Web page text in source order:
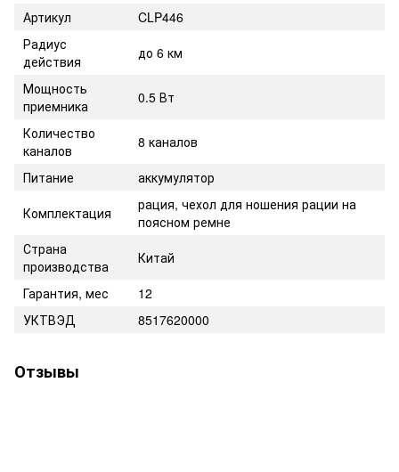
Артикул
CLP446
Радиус
действия
до 6 км
Мощность
приемника
0.5 Вт
Количество
каналов
8 каналов
Питание
аккумулятор
Комплектация
рация, чехол для ношения рации на
поясном ремне
Страна
производства
Китай
Гарантия, мес
12
УКТВЭД
8517620000
Отзывы